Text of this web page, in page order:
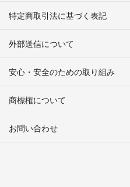
特定商取引法に基づく表記
外部送信について
安心・安全のための取り組み
商標権について
お問い合わせ